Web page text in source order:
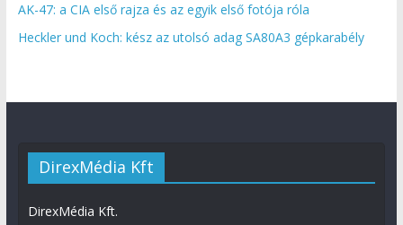
AK-47: a CIA első rajza és az egyik első fotója róla
Heckler und Koch: kész az utolsó adag SA80A3 gépkarabély
DirexMédia Kft
DirexMédia Kft.